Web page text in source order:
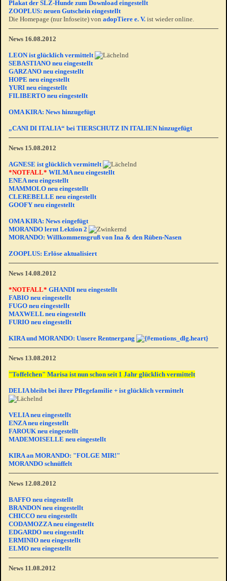
Plakat der SLZ-Hunde zum Download eingestellt
ZOOPLUS: neuen Gutschein eingestellt
Die Homepage (nur Infoseite) von adopTiere e. V. ist wieder online.
News 16.08.2012
LEON ist glücklich vermittelt
SEBASTIANO neu eingestellt
GARZANO neu eingestellt
HOPE neu eingestellt
YURI neu eingestellt
FILIBERTO neu eingestellt
OMA KIRA: News hinzugefügt
„CANI DI ITALIA“ bei TIERSCHUTZ IN ITALIEN hinzugefügt
News 15.08.2012
AGNESE ist glücklich vermittelt
*NOTFALL* WILMA neu eingestellt
ENEA neu eingestellt
MAMMOLO neu eingestellt
CLEREBELLE neu eingestellt
GOOFY neu eingestellt
OMA KIRA: News eingefügt
MORANDO lernt Lektion 2
MORANDO: Willkommensgruß von Ina & den Rüben-Nasen
ZOOPLUS: Erlöse aktualisiert
News 14.08.2012
*NOTFALL* GHANDI neu eingestellt
FABIO neu eingestellt
FUGO neu eingestellt
MAXWELL neu eingestellt
FURIO neu eingestellt
KIRA und MORANDO: Unsere Rentnergang
News 13.08.2012
"Toffelchen" Marisa ist nun schon seit 1 Jahr glücklich vermittelt
DELIA bleibt bei ihrer Pflegefamilie + ist glücklich vermittelt
VELIA neu eingestellt
ENZA neu eingestellt
FAROUK neu eingestellt
MADEMOISELLE neu eingestellt
KIRA an MORANDO: "FOLGE MIR!"
MORANDO schnüffelt
News 12.08.2012
BAFFO neu eingestellt
BRANDON neu eingestellt
CHICCO neu eingestellt
CODAMOZZA neu eingestellt
EDGARDO neu eingestellt
ERMINIO neu eingestellt
ELMO neu eingestellt
News 11.08.2012